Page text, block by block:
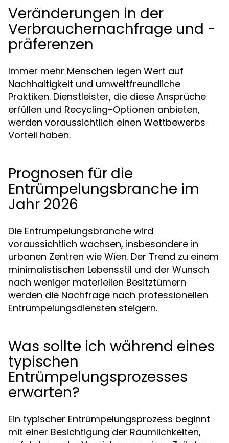
Veränderungen in der
Verbrauchernachfrage und -
präferenzen
Immer mehr Menschen legen Wert auf
Nachhaltigkeit und umweltfreundliche
Praktiken. Dienstleister, die diese Ansprüche
erfüllen und Recycling-Optionen anbieten,
werden voraussichtlich einen Wettbewerbs
Vorteil haben.
Prognosen für die
Entrümpelungsbranche im
Jahr 2026
Die Entrümpelungsbranche wird
voraussichtlich wachsen, insbesondere in
urbanen Zentren wie Wien. Der Trend zu einem
minimalistischen Lebensstil und der Wunsch
nach weniger materiellen Besitztümern
werden die Nachfrage nach professionellen
Entrümpelungsdiensten steigern.
Was sollte ich während eines
typischen
Entrümpelungsprozesses
erwarten?
Ein typischer Entrümpelungsprozess beginnt
mit einer Besichtigung der Räumlichkeiten,